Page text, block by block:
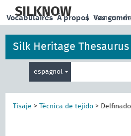
main
SILKNOW | Langue
Vocabulaires À propos Vos
Silk Heritage Thesaurus
espagnol
de
recherche
Tisaje > Técnica de tejido > Delfinado